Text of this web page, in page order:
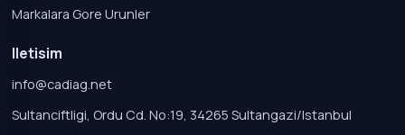
Markalara Gore Urunler
Iletisim
info@cadiag.net
Sultanciftligi, Ordu Cd. No:19, 34265 Sultangazi/Istanbul